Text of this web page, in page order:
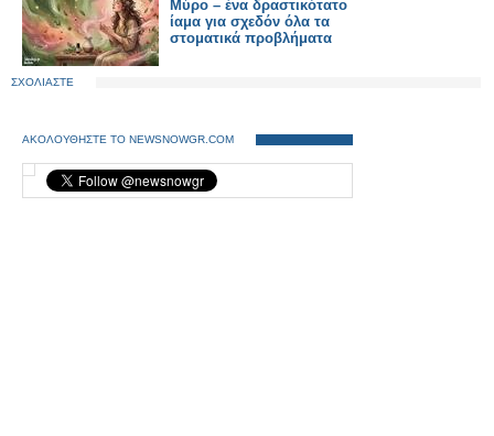
Μύρο – ένα δραστικότατο
ίαμα για σχεδόν όλα τα
στοματικά προβλήματα
ΣΧΟΛΙΑΣΤΕ
ΑΚΟΛΟΥΘΗΣΤΕ ΤΟ NEWSNOWGR.COM